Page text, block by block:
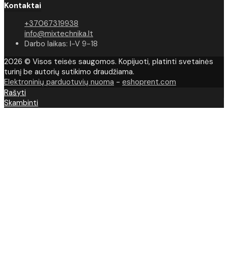
Kontaktai
+37067319938
info@mixtechnika.lt
Darbo laikas: I-V 9-18
2026 © Visos teisės saugomos. Kopijuoti, platinti svetainės
turinį be autorių sutikimo draudžiama.
Elektroninių parduotuvių nuoma - eshoprent.com
Rašyti
Skambinti